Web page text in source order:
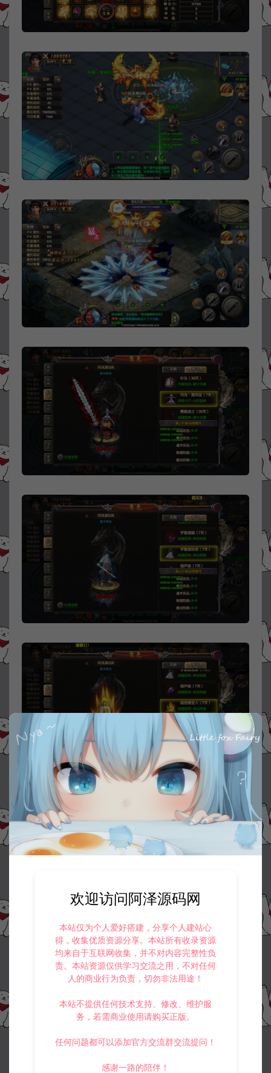
欢迎访问阿泽源码网
本站仅为个人爱好搭建，分享个人建站心
得，收集优质资源分享。本站所有收录资源
均来自于互联网收集，并不对内容完整性负
责。本站资源仅供学习交流之用，不对任何
人的商业行为负责，切勿非法用途！
本站不提供任何技术支持、修改、维护服
务，若需商业使用请购买正版。
任何问题都可以添加官方交流群交流提问！
感谢一路的陪伴！